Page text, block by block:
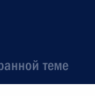
теме